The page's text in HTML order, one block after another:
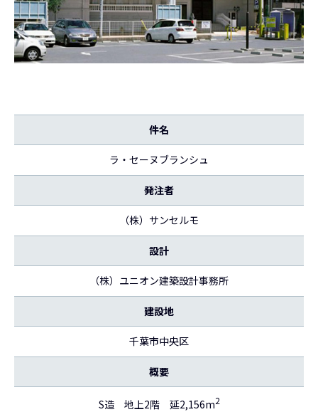
ESGデータ
水資源
サプライチェーン・マネジメント
パートナーシップ構築宣言
マルチステークホルダー方針
知的財産基本方針
件名
ラ・セーヌブランシュ
発注者
（株）サンセルモ
設計
（株）ユニオン建築設計事務所
建設地
千葉市中央区
概要
S造 地上2階 延2,156m2